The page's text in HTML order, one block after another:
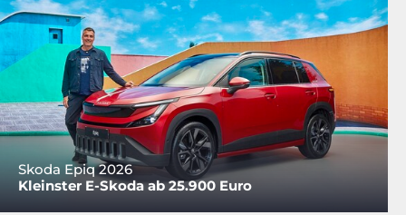
Skoda Epiq 2026
Kleinster E-Skoda ab 25.900 Euro